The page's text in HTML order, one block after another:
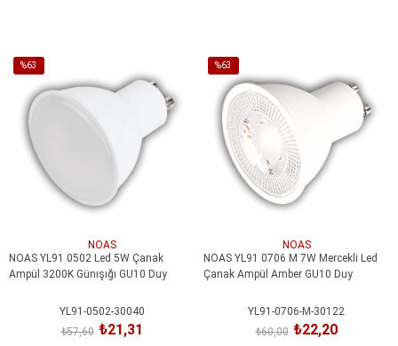
%63
%63İndirim
NOAS
NOAS YL91 0502 Led 5W Çanak
Ampül 3200K Günışığı GU10 Duy
YL91-0502-30040
₺21,31
₺57,60
%63
İndirim
%63İndirim
NOAS
NOAS YL91 0706 M 7W Mercekli Led
Çanak Ampül Amber GU10 Duy
YL91-0706-M-30122
₺22,20
₺60,00